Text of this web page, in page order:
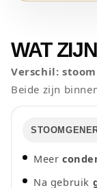
WAT
Verschil: stoom
Beide zijn
Meer
Na gebruik